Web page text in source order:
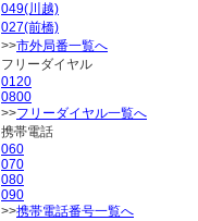
049(川越)
027(前橋)
>>市外局番一覧へ
フリーダイヤル
0120
0800
>>フリーダイヤル一覧へ
携帯電話
060
070
080
090
>>携帯電話番号一覧へ